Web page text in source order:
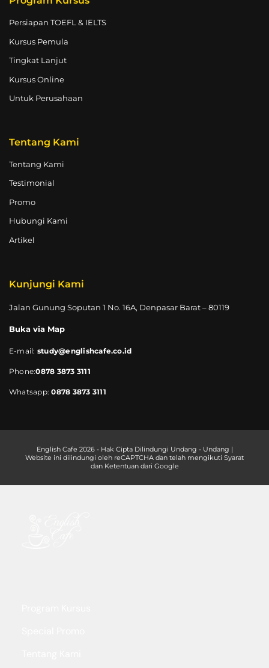
Persiapan TOEFL & IELTS
Kursus Pemula
Tingkat Lanjut
Kursus Online
Untuk Perusahaan
Tentang Kami
Tentang Kami
Testimonial
Promo
Hubungi Kami
Artikel
Kunjungi Kami
Jalan Gunung Soputan 1 No. 16A, Denpasar Barat – 80119
Buka via Map
E-mail: study@englishcafe.co.id
Phone:0878 3873 3111
Whatsapp:0878 3873 3111
English Cafe 2026 - Hak Cipta Dilindungi Undang - Undang |
Website ini dilindungi oleh reCAPTCHA dan telah mengikuti Syarat
dan Ketentuan dari Google